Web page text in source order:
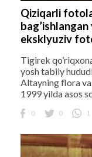
Qiziqarli
eksklyuziv
Tigirek
yosh tabiiy
Altayning flora
1999 yilda asos
0 0 1